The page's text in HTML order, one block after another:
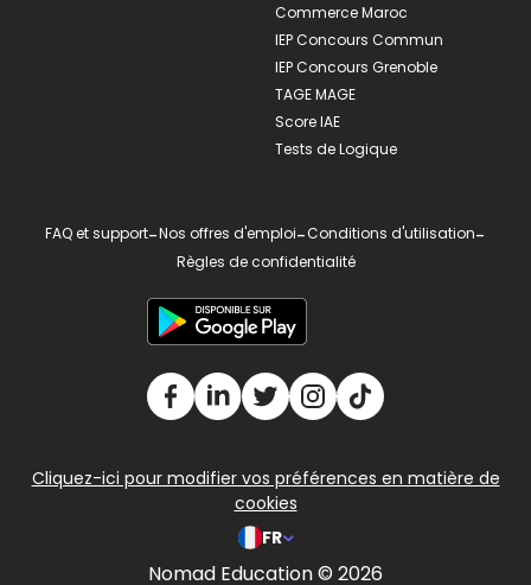
Commerce Maroc
IEP Concours Commun
IEP Concours Grenoble
TAGE MAGE
Score IAE
Tests de Logique
FAQ et support-Nos offres d'emploi-Conditions d'utilisation-
Règles de confidentialité
Cliquez-ici pour modifier vos préférences en matière de
cookies
FR
Nomad Education © 2026